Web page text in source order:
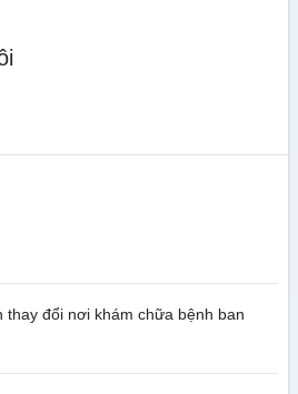
thay đổi nơi khám chữa bệnh ban